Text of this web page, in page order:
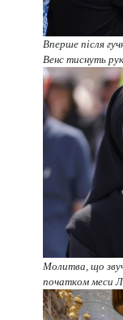
Вперше після
Венс тиснуть
Молитва, що
початком меси